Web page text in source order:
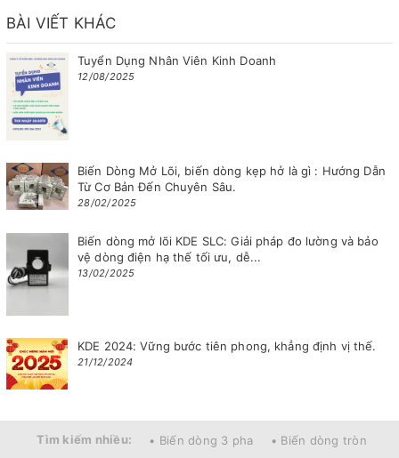
BÀI VIẾT KHÁC
Tuyển Dụng Nhân Viên Kinh Doanh
12/08/2025
Biến Dòng Mở Lõi, biến dòng kẹp hở là gì : Hướng Dẫn
Từ Cơ Bản Đến Chuyên Sâu.
28/02/2025
Biến dòng mở lõi KDE SLC: Giải pháp đo lường và bảo
vệ dòng điện hạ thế tối ưu, dễ...
13/02/2025
KDE 2024: Vững bước tiên phong, khẳng định vị thế.
21/12/2024
Tìm kiếm nhiều: • Biến dòng 3 pha • Biến dòng tròn